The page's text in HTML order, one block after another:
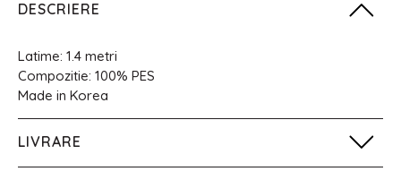
DESCRIERE
Latime: 1.4 metri
Compozitie: 100% PES
Made in Korea
LIVRARE